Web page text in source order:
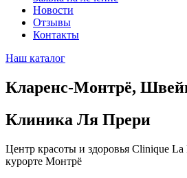
Новости
Отзывы
Контакты
Наш каталог
Кларенс-Монтрё,
Клиника Ля Прери
Центр красоты и здоровья Clinique
курорте Монтрё